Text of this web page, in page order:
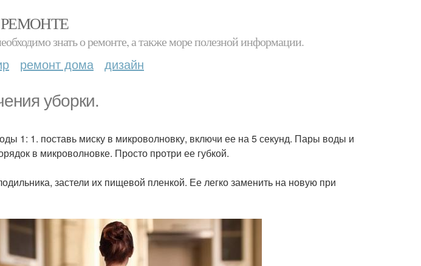
знать о ремонте, а также море полезной информации.
ремонт дома дизайн
уборки.
1: 1. поставь миску в микроволновку, включи ее на 5 секунд. Пары воды и
в микроволновке. Просто протри ее губкой.
застели их пищевой пленкой. Ее легко заменить на новую при